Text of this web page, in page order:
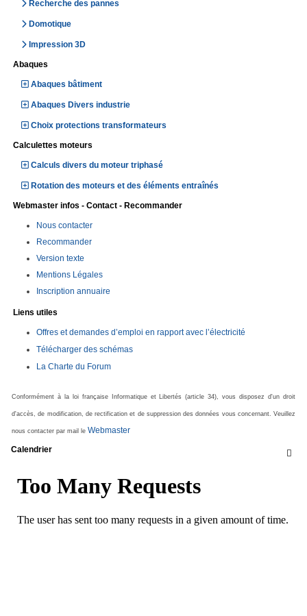
Recherche des pannes
Domotique
Impression 3D
Abaques
Abaques bâtiment
Abaques Divers industrie
Choix protections transformateurs
Calculettes moteurs
Calculs divers du moteur triphasé
Rotation des moteurs et des éléments entraînés
Webmaster infos - Contact - Recommander
Nous contacter
Recommander
Version texte
Mentions Légales
Inscription annuaire
Liens utiles
Offres et demandes d’emploi en rapport avec l’électricité
Télécharger des schémas
La Charte du Forum
Conformément à la loi française Informatique et Libertés (article 34), vous disposez d'un droit
d'accès, de modification, de rectification et de suppression des données vous concernant. Veuillez
nous contacter par mail le Webmaster

Calendrier